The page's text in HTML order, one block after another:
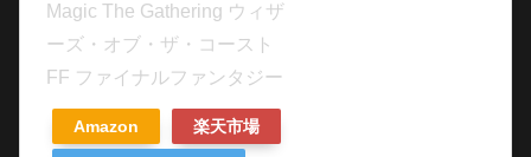
Magic The Gathering ウィザ
ーズ・オブ・ザ・コースト
FF ファイナルファンタジー
Amazon 楽天市場